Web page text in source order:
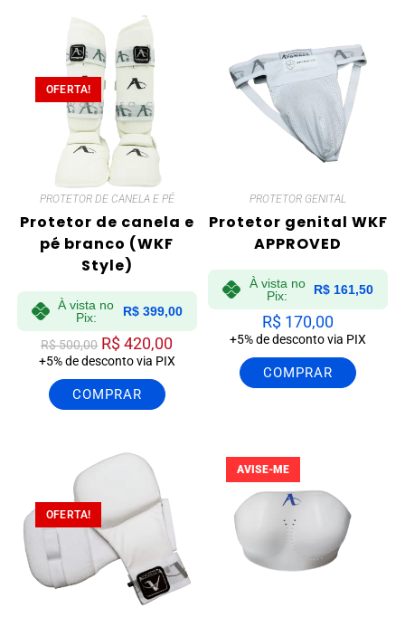
OFERTA!
PROTETOR DE CANELA E PÉ
Protetor de canela e
pé branco (WKF
Style)
À vista no
Pix:
R$399,00
R$500,00 R$420,00
+5% de desconto via PIX
COMPRAR
PROTETOR GENITAL
Protetor genital WKF
APPROVED
À vista no
Pix:
R$ 161,50
R$ 170,00
+5% de desconto via PIX
COMPRAR
OFERTA!
AVISE-ME